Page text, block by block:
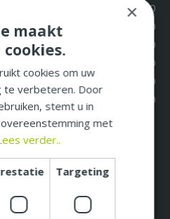
09:30 - 18:00
09:30 - 18:00
09:30 - 18:00
09:30 - 18:00
09:30 - 17:00
12:00 - 17:00
aanbiedingen en
×
maakt
cookies om uw
te verbeteren. Door
stemt u in
met
verder..
Targeting